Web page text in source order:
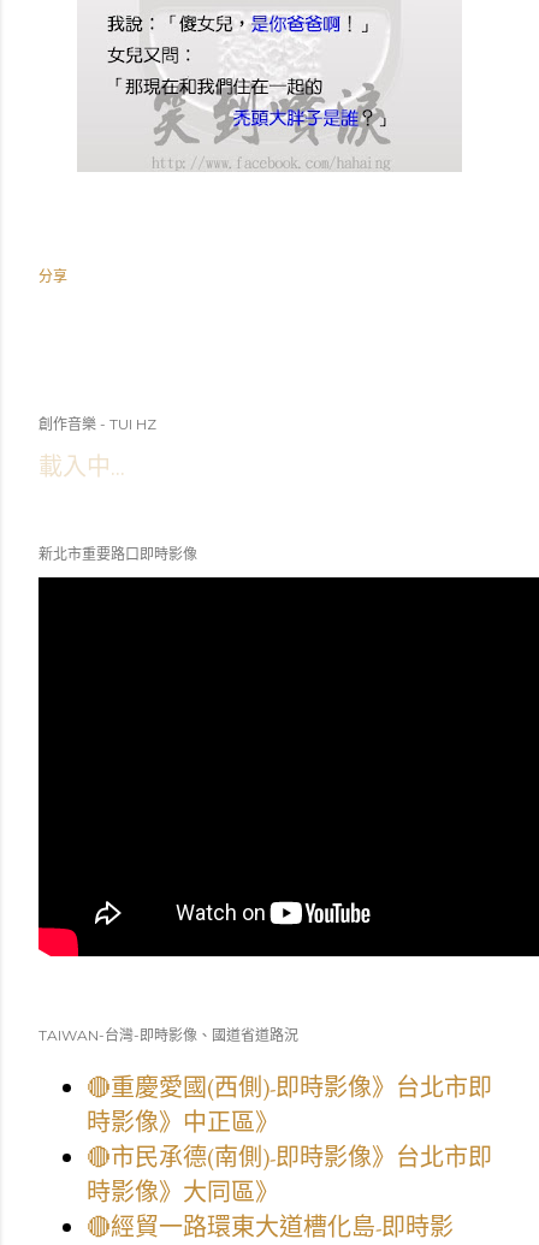
分享
創作音樂 - TUI HZ
載入中...
新北市重要路口即時影像
TAIWAN-台灣-即時影像、國道省道路況
🔴重慶愛國(西側)-即時影像》台北市即
時影像》中正區》
🔴市民承德(南側)-即時影像》台北市即
時影像》大同區》
🔴經貿一路環東大道槽化島-即時影